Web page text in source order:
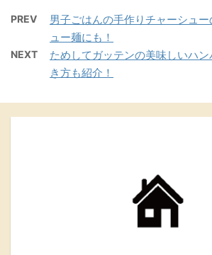
PREV
男子ごはんの手作りチャーシュ
ュー麺にも！
NEXT
ためしてガッテンの美味しいハ
き方も紹介！